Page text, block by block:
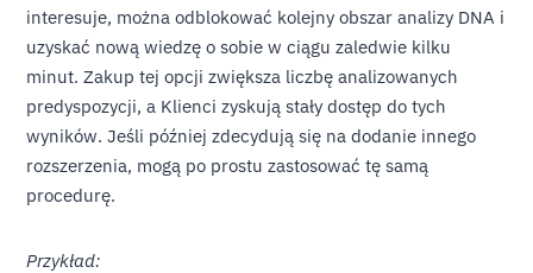
interesuje, można odblokować kolejny obszar analizy DNA i
uzyskać nową wiedzę o sobie w ciągu zaledwie kilku
minut. Zakup tej opcji zwiększa liczbę analizowanych
predyspozycji, a Klienci zyskują stały dostęp do tych
wyników. Jeśli później zdecydują się na dodanie innego
rozszerzenia, mogą po prostu zastosować tę samą
procedurę.
Przykład: